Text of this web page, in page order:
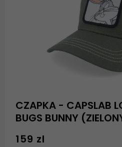
CZAPKA - CAPSLAB
BUGS BUNNY
159 zl